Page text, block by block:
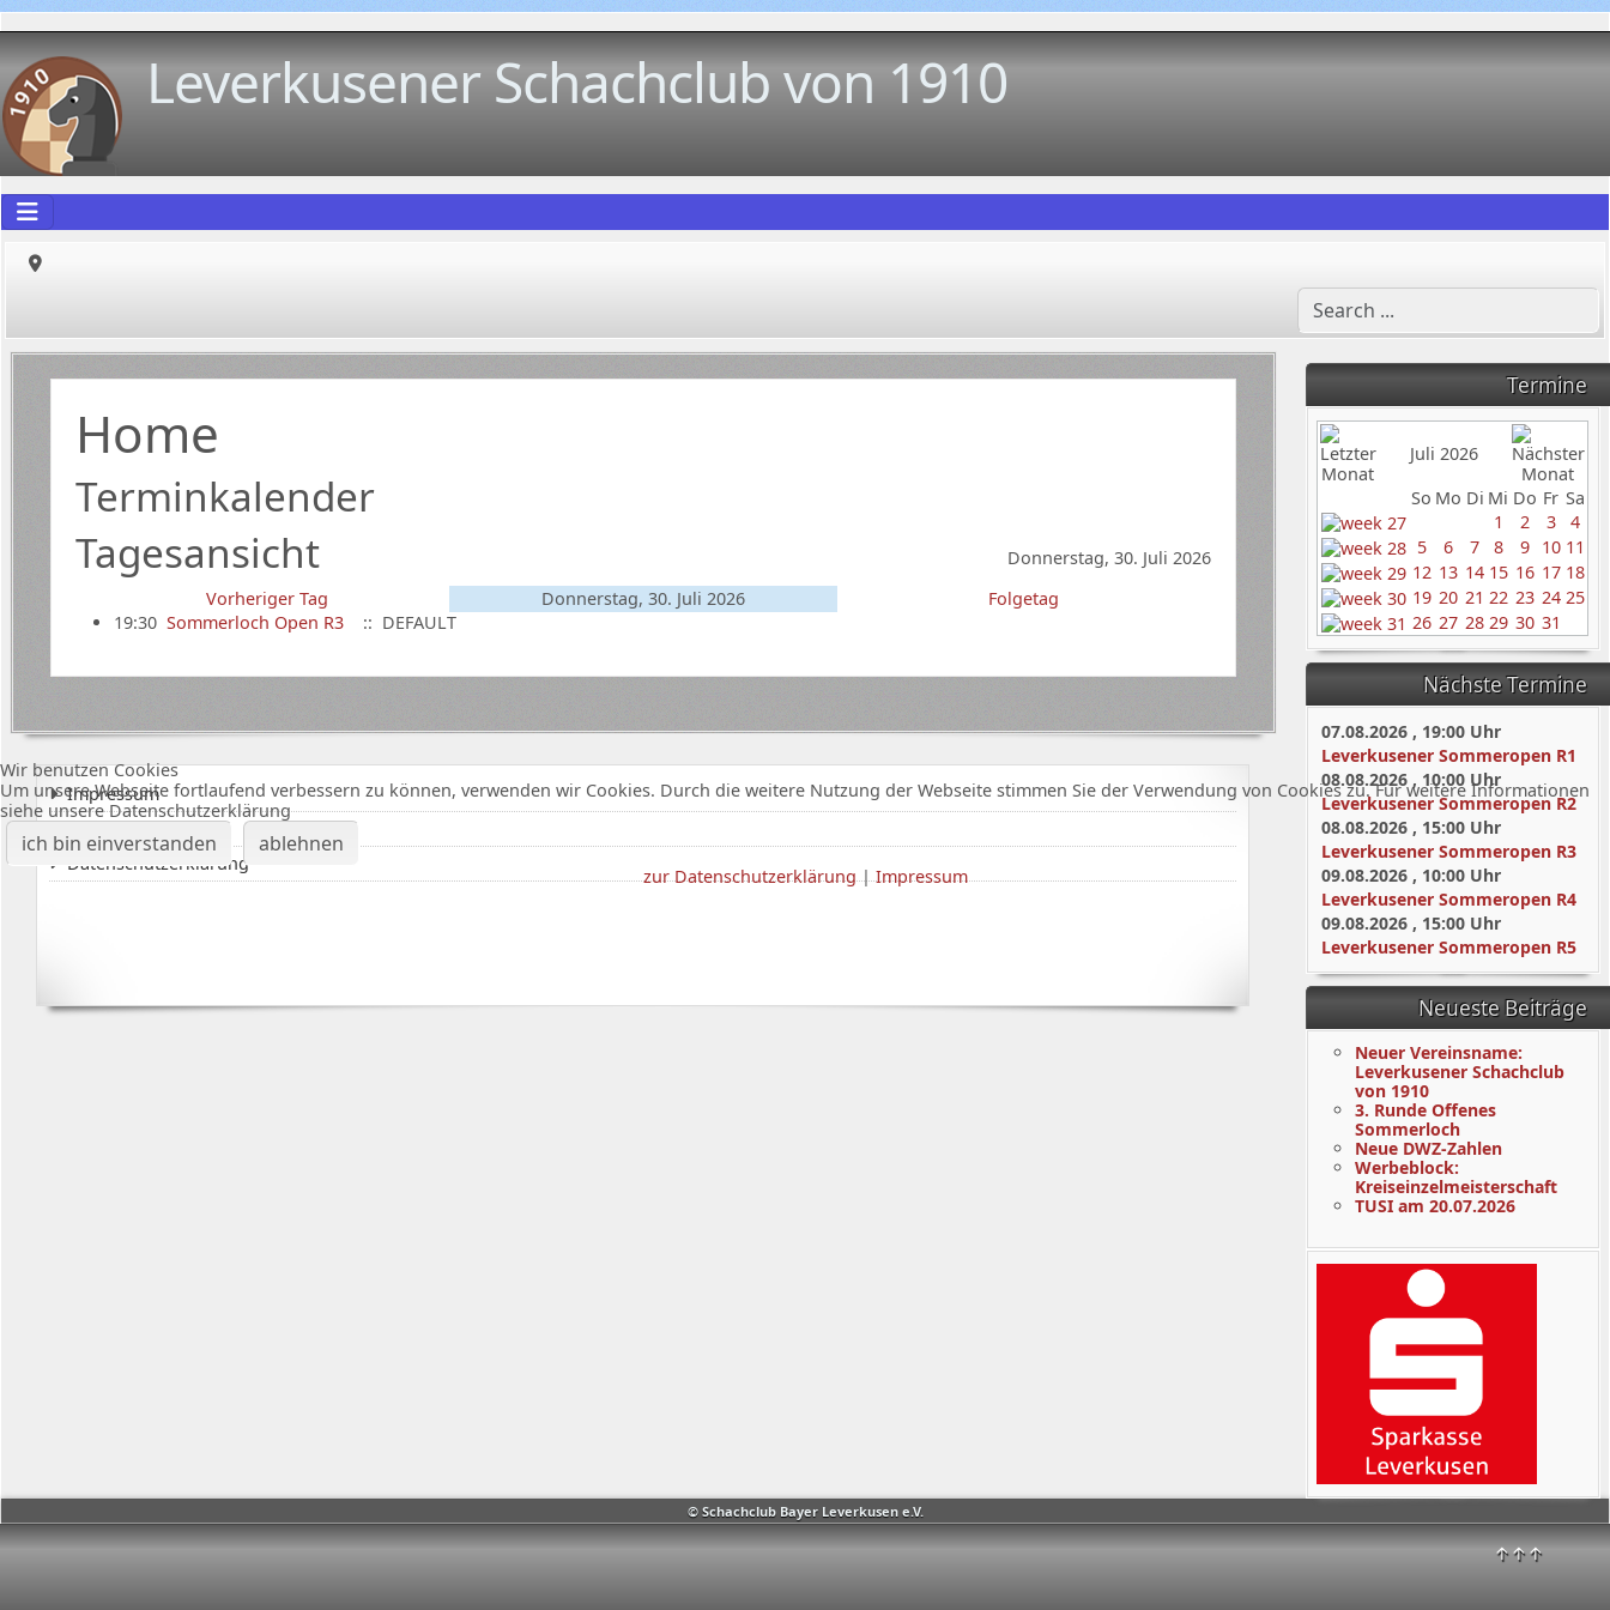
Leverkusener Schachclub von 1910
© Schachclub Bayer Leverkusen e.V.
↑↑↑
Termine
Juli 2026
So Mo Di Mi Do Fr Sa
1
2 3
4
5
6 7 8 9 10 11
12 13 14 15 16 17 18
19 20 21 22 23 24 25
26 27 28 29 30 31
Nächste Termine
07.08.2026, 19:00Uhr
Leverkusener Sommeropen R1
08.08.2026, 10:00Uhr
Leverkusener Sommeropen R2
08.08.2026, 15:00Uhr
Leverkusener Sommeropen R3
09.08.2026, 10:00Uhr
Leverkusener Sommeropen R4
09.08.2026, 15:00Uhr
Leverkusener Sommeropen R5
Neueste Beiträge
Neuer Vereinsname:
Leverkusener Schachclub
von 1910
3. Runde Offenes
Sommerloch
Neue DWZ-Zahlen
Werbeblock:
Kreiseinzelmeisterschaft
TUSI am 20.07.2026
Home
Terminkalender
Tagesansicht
Donnerstag, 30. Juli 2026
Vorheriger Tag
Donnerstag, 30. Juli 2026
Folgetag
19:30 Sommerloch Open R3 :: DEFAULT
Impressum
Karte Bürgerhalle
Datenschutzerklärung
Wir benutzen Cookies
Um unsere Webseite fortlaufend verbessern zu können, verwenden wir Cookies. Durch die weitere Nutzung der Webseite stimmen Sie der Verwendung von Cookies zu. Für weitere Informationen
siehe unsere Datenschutzerklärung
ich bin einverstanden ablehnen
zur Datenschutzerklärung|Impressum